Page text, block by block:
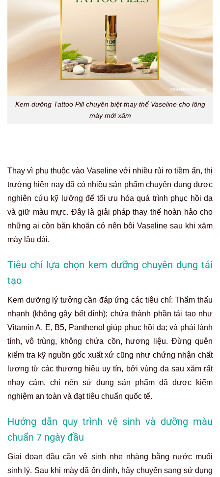
Kem dưỡng Tattoo Pill chuyên biệt thay thế Vaseline cho lông
mày mới xăm
Thay vì phụ thuộc vào Vaseline với nhiều rủi ro tiềm ẩn, thị
trường hiện nay đã có nhiều sản phẩm chuyên dụng được
nghiên cứu kỹ lưỡng để tối ưu hóa quá trình phục hồi da
và giữ màu mực. Đây là giải pháp thay thế hoàn hảo cho
những ai còn băn khoăn có nên bôi Vaseline sau khi xăm
mày lâu dài.
Tiêu chí lựa chọn kem dưỡng chuyên dụng tái
tạo
Kem dưỡng lý tưởng cần đáp ứng các tiêu chí: Thẩm thấu
nhanh (không gây bết dính); chứa thành phần tái tạo như
Vitamin A, E, B5, Panthenol giúp phục hồi da; và phải lành
tính, vô trùng, không chứa cồn, hương liệu. Đừng quên
kiểm tra kỹ nguồn gốc xuất xứ cũng như chứng nhận chất
lượng từ các thương hiệu uy tín, bởi vùng da sau xăm rất
nhạy cảm, chỉ nên sử dụng sản phẩm đã được kiểm
nghiệm an toàn và đạt tiêu chuẩn quốc tế.
Hướng dẫn quy trình vệ sinh và dưỡng màu
chuẩn 7 ngày đầu
Giai đoạn đầu cần vệ sinh nhẹ nhàng bằng nước muối
sinh lý. Sau khi mày đã ổn định, hãy chuyển sang sử dụng